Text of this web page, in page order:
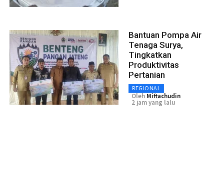
Bantuan Pompa Air
Tenaga Surya,
Tingkatkan
Produktivitas
Pertanian
REGIONAL
Oleh Miftachudin
2 jam yang lalu